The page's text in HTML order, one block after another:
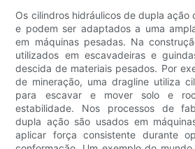
Os cilindros hidráulicos de dupla ação
e podem ser adaptados a uma
em máquinas pesadas. Na
utilizados em escavadeiras e
descida de materiais pesados. Por
de mineração, uma dragline utiliza
para escavar e mover solo e
estabilidade. Nos processos de
dupla ação são usados ​​em
aplicar força consistente durante